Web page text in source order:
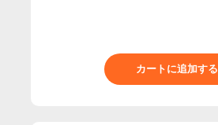
カートに追加する